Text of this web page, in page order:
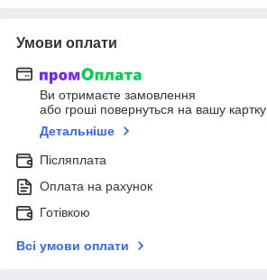
Умови оплати
Ви отримаєте замовлення
або гроші повернуться на вашу картку
Детальніше
Післяплата
Оплата на рахунок
Готівкою
Всі умови оплати